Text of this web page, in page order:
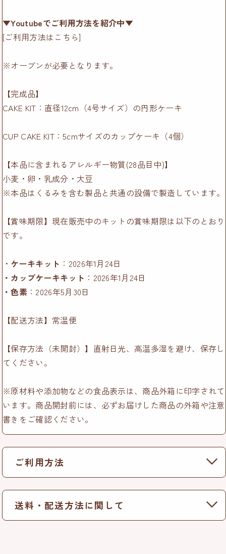
▼Youtubeでご利用方法を紹介中▼
[ご利用方法はこちら]
※オーブンが必要となります。
【完成品】
CAKE KIT：直径12cm（4号サイズ）の円形ケーキ
CUP CAKE KIT：5cmサイズのカップケーキ（4個）
【本品に含まれるアレルギー物質(28品目中)】
小麦・卵・乳成分・大豆
※本品はくるみを含む製品と共通の設備で製造しています。
【賞味期限】現在販売中のキットの賞味期限は以下のとおり
です。
・ ケーキキット ：2026年1月24日
・カップケーキキット ：2026年1月24日
・色素：2026年5月30日
【配送方法】常温便
【保存方法（未開封）】直射日光、高温多湿を避け、保存し
てください。
※原材料や添加物などの食品表示は、商品外箱に印字されて
います。商品開封前には、必ずお届けした商品の外箱や注意
書きをご確認ください。
ご利用方法
送料・配送方法に関して